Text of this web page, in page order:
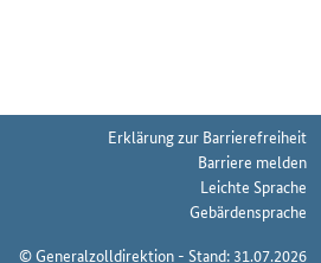
Erklärung zur Barrierefreiheit
Barriere melden
Leichte Sprache
Gebärdensprache
© Generalzolldirektion - Stand: 31.07.2026